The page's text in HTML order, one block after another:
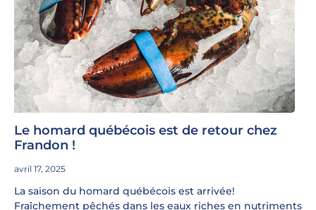
Le homard québécois est de retour chez
Frandon !
avril 17, 2025
La saison du homard québécois est arrivée!
Fraîchement pêchés dans les eaux riches en nutriments